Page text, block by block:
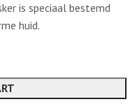
is speciaal bestemd
huid.